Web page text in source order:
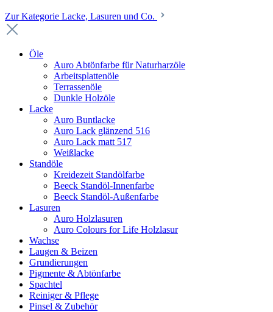
Zur Kategorie Lacke, Lasuren und Co.
Öle
Auro Abtönfarbe für Naturharzöle
Arbeitsplattenöle
Terrassenöle
Dunkle Holzöle
Lacke
Auro Buntlacke
Auro Lack glänzend 516
Auro Lack matt 517
Weißlacke
Standöle
Kreidezeit Standölfarbe
Beeck Standöl-Innenfarbe
Beeck Standöl-Außenfarbe
Lasuren
Auro Holzlasuren
Auro Colours for Life Holzlasur
Wachse
Laugen & Beizen
Grundierungen
Pigmente & Abtönfarbe
Spachtel
Reiniger & Pflege
Pinsel & Zubehör